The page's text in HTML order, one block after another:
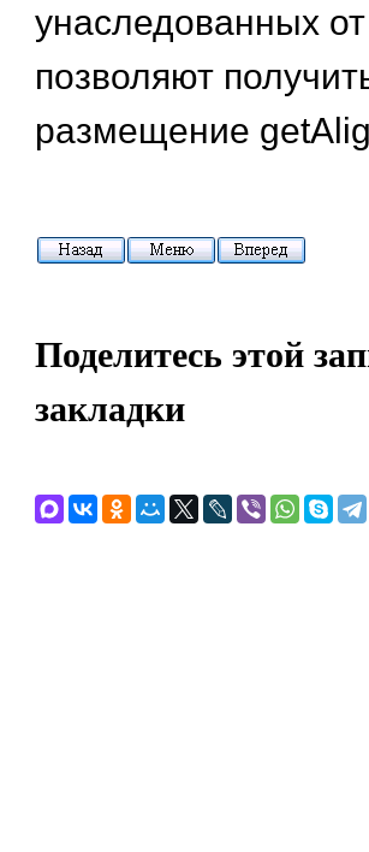
унаследованных
позволяют
размещение
Поделитесь этой
закладки